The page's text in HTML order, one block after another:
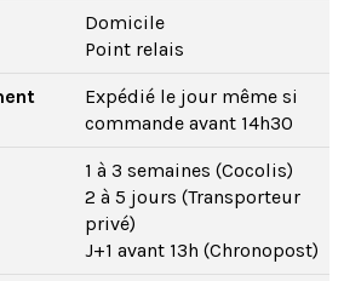
Domicile
Point relais
Expédié le jour même si
commande avant 14h30
1 à 3 semaines (Cocolis)
2 à 5 jours (Transporteur
privé)
J+1 avant 13h (Chronopost)